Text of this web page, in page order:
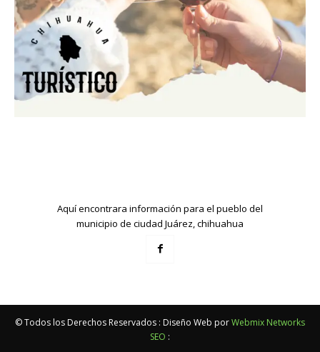
Aquí encontrara información para el pueblo del
municipio de ciudad Juárez, chihuahua
© Todos los Derechos Reservados : Diseño Web porWebmix Networks
SEO :